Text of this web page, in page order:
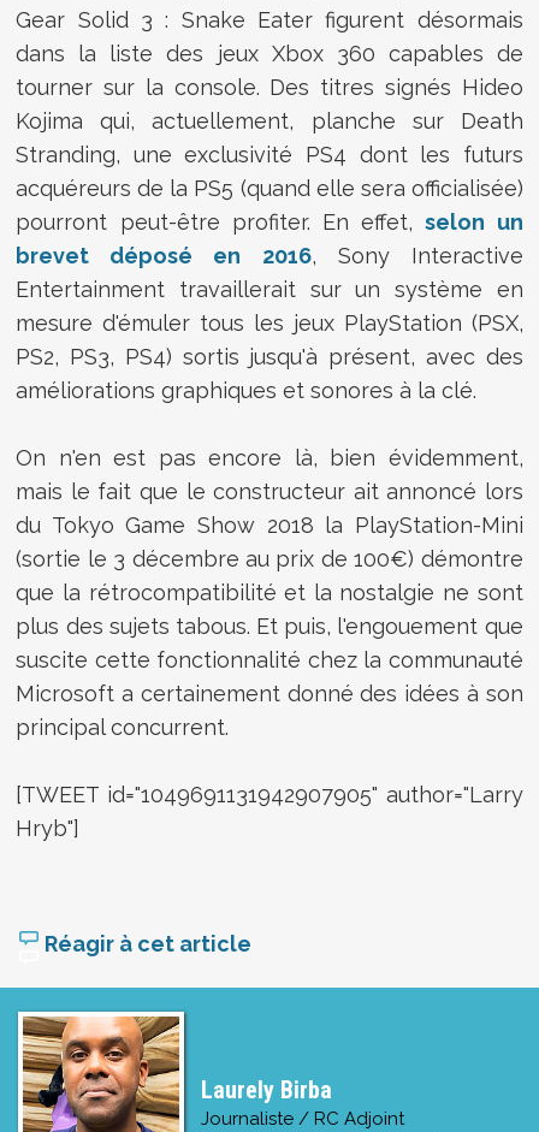
Gear Solid 3 : Snake Eater figurent désormais
dans la liste des jeux Xbox 360 capables de
tourner sur la console. Des titres signés Hideo
Kojima qui, actuellement, planche sur Death
Stranding, une exclusivité PS4 dont les futurs
acquéreurs de la PS5 (quand elle sera officialisée)
pourront peut-être profiter. En effet,selon un
brevet déposé en 2016, Sony Interactive
Entertainment travaillerait sur un système en
mesure d'émuler tous les jeux PlayStation (PSX,
PS2, PS3, PS4) sortis jusqu'à présent, avec des
améliorations graphiques et sonores à la clé.
On n'en est pas encore là, bien évidemment,
mais le fait que le constructeur ait annoncé lors
du Tokyo Game Show 2018 la PlayStation-Mini
(sortie le 3 décembre au prix de 100€) démontre
que la rétrocompatibilité et la nostalgie ne sont
plus des sujets tabous. Et puis, l'engouement que
suscite cette fonctionnalité chez la communauté
Microsoft a certainement donné des idées à son
principal concurrent.
[TWEET id="1049691131942907905" author="Larry
Hryb"]
Réagir à cet article
Laurely Birba
Journaliste / RC Adjoint